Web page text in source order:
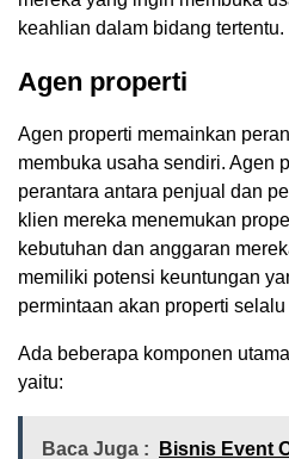
keahlian dalam bidang tertentu.
Agen properti
Agen properti memainkan
membuka usaha sendiri. Agen
perantara antara penjual dan
klien mereka menemukan
kebutuhan dan anggaran
memiliki potensi keuntungan
permintaan akan properti selalu
Ada beberapa komponen
yaitu:
Baca Juga :
Bisnis Event